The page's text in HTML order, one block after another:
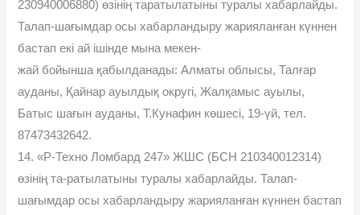
230940006880) өзінің таратылатыны туралы хабарлайды.
Талап-шағымдар осы хабарландыру жарияланған күннен
бастап екі ай ішінде мына мекен-
жай бойынша қабылданады: Алматы облысы, Талғар
ауданы, Қайнар ауылдық округі, Жалқамыс ауылы,
Батыс шағын ауданы, Т.Кунафин көшесі, 19-үй, тел.
87473432642.
14. «Р-Техно Ломбард 247» ЖШС (БСН 210340012314)
өзінің та-ратылатыны туралы хабарлайды. Талап-
шағымдар осы хабарландыру жарияланған күннен бастап